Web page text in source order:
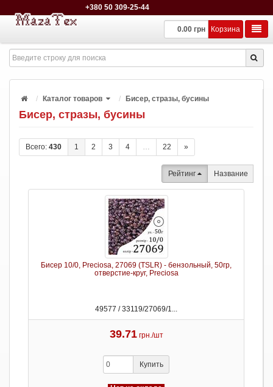
+380 50 309-25-44
0.00 грн Корзина
Каталог товаров Бисер, стразы, бусины
Бисер, стразы, бусины
Всего: 430 1 2 3 4 … 22 »
Рейтинг Название
Бисер 10/0, Preciosa, 27069 (TSLR) - бензольный, 50гр,
отверстие-круг, Preciosa
49577 / 33119/27069/1...
39.71 грн./шт
Купить